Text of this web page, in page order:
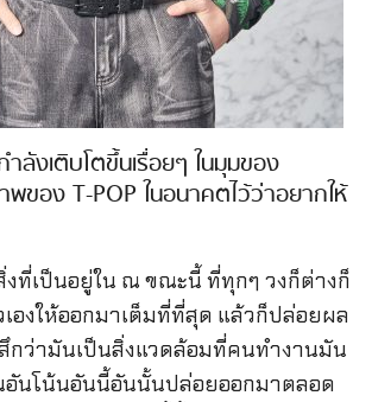
ลังเติบโตขึ้นเรื่อยๆ ในมุมของ
ของ T-POP ในอนาคตไว้ว่าอยากให้
ที่เป็นอยู่ใน ณ ขณะนี้ ที่ทุกๆ วงก็ต่างก็
องให้ออกมาเต็มที่ที่สุด แล้วก็ปล่อยผล
กว่ามันเป็นสิ่งแวดล้อมที่คนทำงานมัน
นโน้นอันนี้อันนั้นปล่อยออกมาตลอด